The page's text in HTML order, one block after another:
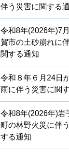
伴う災害に関する
令和8年(2026年)7
賀市の土砂崩れに
関する通知
令和８年６月24日
雨に伴う災害に関
令和8年(2026年)岩
町の林野火災に伴
する通知